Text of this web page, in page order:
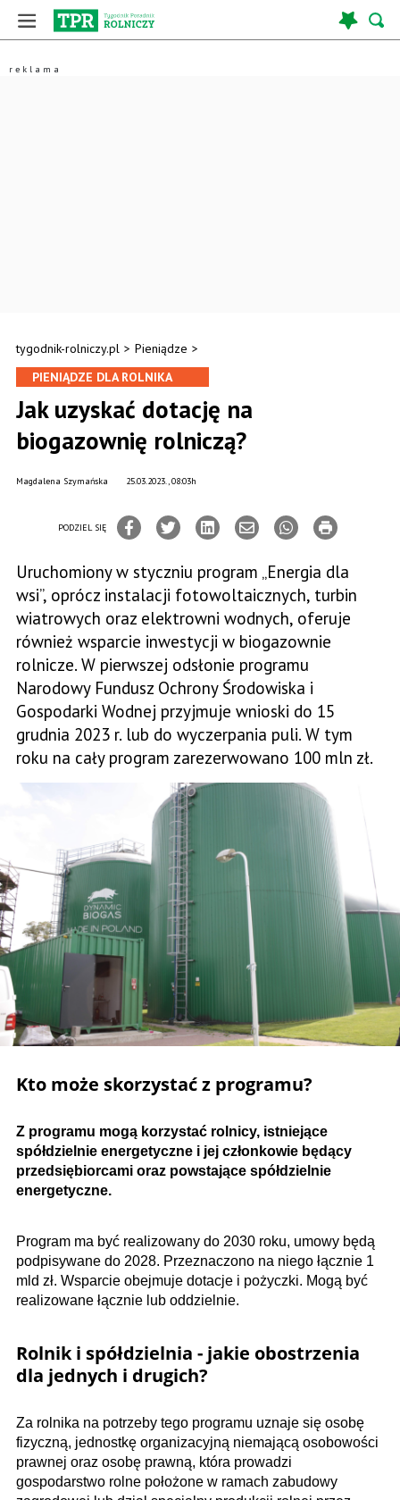
tygodnik-rolniczy.pl > Pieniądze >
PIENIĄDZE DLA ROLNIKA
Jak uzyskać dotację na
biogazownię rolniczą?
25.03.2023., 08:03h
Magdalena Szymańska
PODZIEL SIĘ
Uruchomiony w styczniu program „Energia dla
wsi”, oprócz instalacji fotowoltaicznych, turbin
wiatrowych oraz elektrowni wodnych, oferuje
również wsparcie inwestycji w biogazownie
rolnicze. W pierwszej odsłonie programu
Narodowy Fundusz Ochrony Środowiska i
Gospodarki Wodnej przyjmuje wnioski do 15
grudnia 2023 r. lub do wyczerpania puli. W tym
roku na cały program zarezerwowano 100 mln zł.
Kto może skorzystać z programu?
Z programu mogą korzystać rolnicy, istniejące
spółdzielnie energetyczne i jej członkowie będący
przedsiębiorcami oraz powstające spółdzielnie
energetyczne.
Program ma być realizowany do 2030 roku, umowy będą
podpisywane do 2028. Przeznaczono na niego łącznie 1
mld zł. Wsparcie obejmuje dotacje i pożyczki. Mogą być
realizowane łącznie lub oddzielnie.
Rolnik i spółdzielnia - jakie obostrzenia
dla jednych i drugich?
Za rolnika na potrzeby tego programu uznaje się osobę
fizyczną, jednostkę organizacyjną niemającą osobowości
prawnej oraz osobę prawną, która prowadzi
gospodarstwo rolne położone w ramach zabudowy